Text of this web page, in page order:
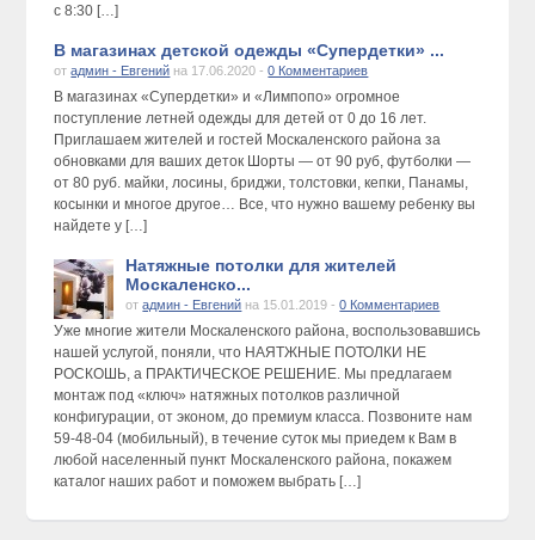
с 8:30 […]
В магазинах детской одежды «Супердетки» ...
отадмин - Евгений на 17.06.2020 -0 Комментариев
В магазинах «Супердетки» и «Лимпопо» огромное
поступление летней одежды для детей от 0 до 16 лет.
Приглашаем жителей и гостей Москаленского района за
обновками для ваших деток Шорты — от 90 руб, футболки —
от 80 руб. майки, лосины, бриджи, толстовки, кепки, Панамы,
косынки и многое другое… Все, что нужно вашему ребенку вы
найдете у […]
Натяжные потолки для жителей
Москаленско...
отадмин - Евгений на 15.01.2019 -0 Комментариев
Уже многие жители Москаленского района, воспользовавшись
нашей услугой, поняли, что НАЯТЖНЫЕ ПОТОЛКИ НЕ
РОСКОШЬ, а ПРАКТИЧЕСКОЕ РЕШЕНИЕ. Мы предлагаем
монтаж под «ключ» натяжных потолков различной
конфигурации, от эконом, до премиум класса. Позвоните нам
59-48-04 (мобильный), в течение суток мы приедем к Вам в
любой населенный пункт Москаленского района, покажем
каталог наших работ и поможем выбрать […]